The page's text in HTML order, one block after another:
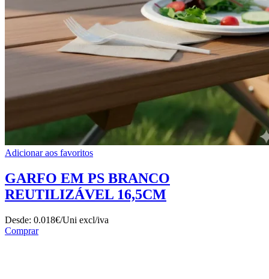
Adicionar aos favoritos
GARFO EM PS BRANCO
REUTILIZÁVEL 16,5CM
Desde: 0.018€/Uni excl/iva
Comprar